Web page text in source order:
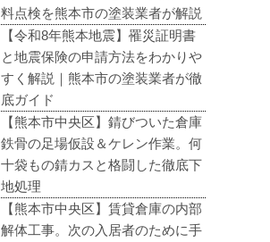
料点検を熊本市の塗装業者が解説
【令和8年熊本地震】罹災証明書
と地震保険の申請方法をわかりや
すく解説｜熊本市の塗装業者が徹
底ガイド
【熊本市中央区】錆びついた倉庫
鉄骨の足場仮設＆ケレン作業。何
十袋もの錆カスと格闘した徹底下
地処理
【熊本市中央区】賃貸倉庫の内部
解体工事。次の入居者のために手